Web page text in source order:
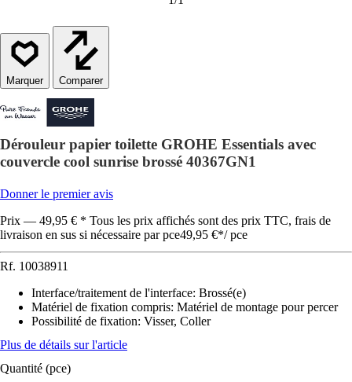
Comparer
Dérouleur papier toilette GROHE Essentials avec
couvercle cool sunrise brossé 40367GN1
Donner le premier avis
Prix — 49,95 € * Tous les prix affichés sont des prix TTC, frais de
livraison en sus si nécessaire par pce49,95 €*/ pce
Rf. 10038911
Interface/traitement de l'interface: Brossé(e)
Matériel de fixation compris: Matériel de montage pour percer
Possibilité de fixation: Visser, Coller
Plus de détails sur l'article
Quantité (pce)